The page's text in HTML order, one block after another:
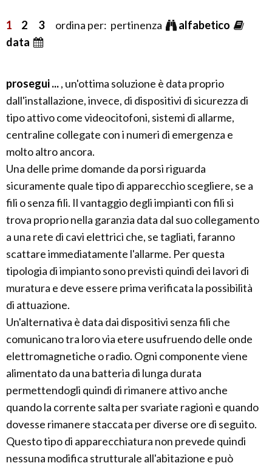
1 2 3ordina per: pertinenza
alfabetico
data
prosegui ..., un'ottima soluzione è data proprio
dall'installazione, invece, di dispositivi di sicurezza di
tipo attivo come videocitofoni, sistemi di allarme,
centraline collegate con i numeri di emergenza e
molto altro ancora.
Una delle prime domande da porsi riguarda
sicuramente quale tipo di apparecchio scegliere, se a
fili o senza fili. Il vantaggio degli impianti con fili si
trova proprio nella garanzia data dal suo collegamento
a una rete di cavi elettrici che, se tagliati, faranno
scattare immediatamente l'allarme. Per questa
tipologia di impianto sono previsti quindi dei lavori di
muratura e deve essere prima verificata la possibilità
di attuazione.
Un'alternativa è data dai dispositivi senza fili che
comunicano tra loro via etere usufruendo delle onde
elettromagnetiche o radio. Ogni componente viene
alimentato da una batteria di lunga durata
permettendogli quindi di rimanere attivo anche
quando la corrente salta per svariate ragioni e quando
dovesse rimanere staccata per diverse ore di seguito.
Questo tipo di apparecchiatura non prevede quindi
nessuna modifica strutturale all'abitazione e può